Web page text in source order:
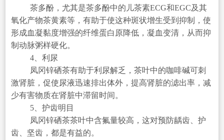
茶多酚，尤其是茶多酚中的儿茶素ECG和EGC及其
氧化产物茶黄素等，有助于使这种斑状增生受到抑制，使
形成血凝黏度增强的纤维蛋白原降低，凝血变清，从而抑
制动脉粥样硬化。
4、利尿
凤冈锌硒茶有助于利尿解乏，茶叶中的咖啡碱可刺
激肾脏，促使尿液迅速排出体外，提高肾脏的滤出率，减
少有害物质在肾脏中滞留时间。
5、护齿明目
凤冈锌硒茶茶叶中含氟量较高，这对预防龋齿、护
齿、坚齿，都是有益的。